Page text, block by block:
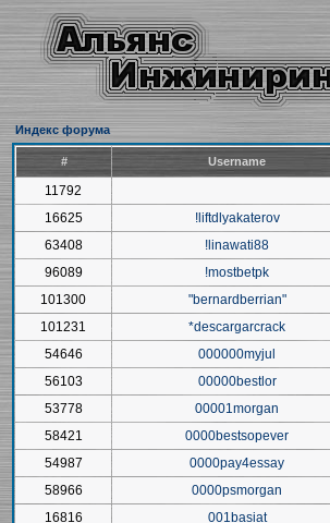
Индекс форума
# Username
11792
16625
!liftdlyakaterov
63408
!linawati88
96089
!mostbetpk
101300
"bernardberrian"
101231
*descargarcrack
54646
000000myjul
56103
00000bestlor
53778
00001morgan
58421
0000bestsopever
54987
0000pay4essay
58966
0000psmorgan
16816
001basiat